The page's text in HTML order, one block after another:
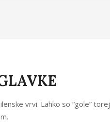
vrvi. Lahko so “gole” torej